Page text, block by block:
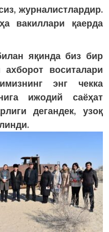
журналистлардир.
вакиллари қаерда
яқинда биз бир
воситалари
энг чекка
ижодий саёҳат
дегандек, узоқ